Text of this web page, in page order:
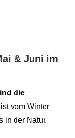
& Juni im
die
vom Winter
in der Natur.